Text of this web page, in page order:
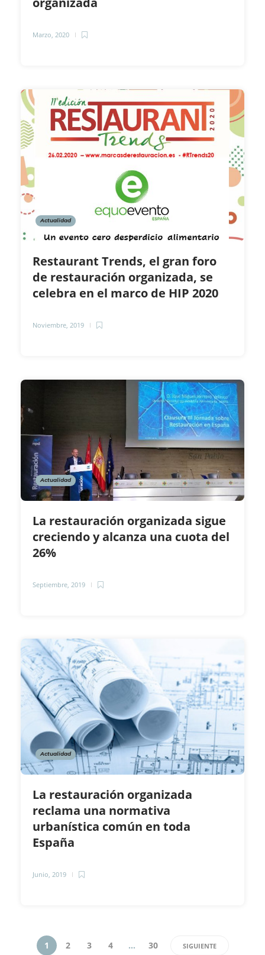
Marzo, 2020
Actualidad
Restaurant Trends, el gran foro
de restauración organizada, se
celebra en el marco de HIP 2020
Noviembre, 2019
Actualidad
La restauración organizada sigue
creciendo y alcanza una cuota del
26%
Septiembre, 2019
Actualidad
La restauración organizada
reclama una normativa
urbanística común en toda
España
Junio, 2019
1 2 3 4 … 30 SIGUIENTE